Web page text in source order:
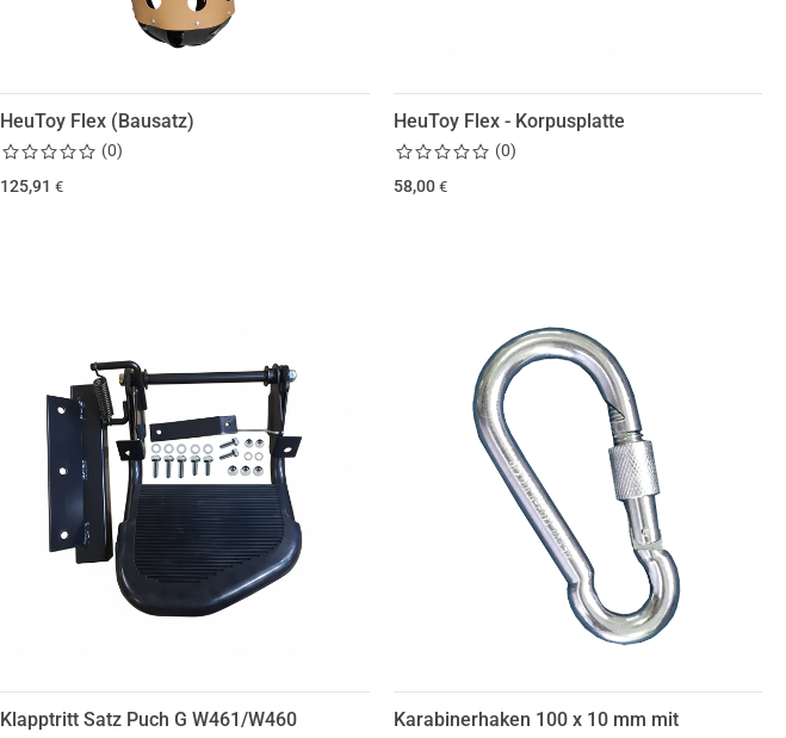
HeuToy Flex (Bausatz)
(0)
125,91 €
HeuToy Flex - Korpusplatte
(0)
58,00€
Klapptritt Satz Puch G W461/W460
Karabinerhaken 100 x 10 mm mit